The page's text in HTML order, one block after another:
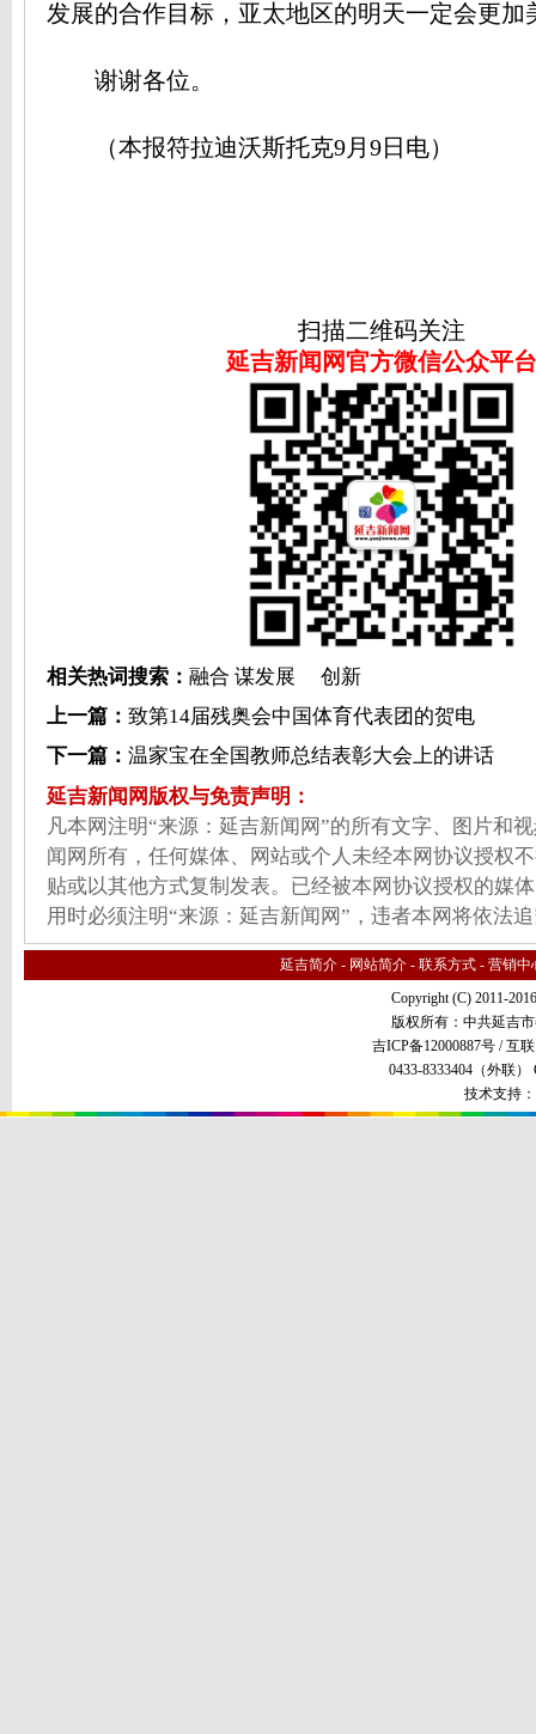
发展的合作目标，亚太地区的明天一定会更加
谢谢各位。
（本报符拉迪沃斯托克9月9日电）
扫描二维码关注
延吉新闻网官方微信公众平台
相关热词搜索： 融合 谋发展
创新
上一篇： 致第14届残奥会中国体育代表团的贺电
下一篇： 温家宝在全国教师总结表彰大会上的讲话
延吉新闻网版权与免责声明：
凡本网注明“来源：延吉新闻网”的所有文字、图片和
闻网所有，任何媒体、网站或个人未经本网协议授权
贴或以其他方式复制发表。已经被本网协议授权的媒
用时必须注明“来源：延吉新闻网”，违者本网将依法
延吉简介 - 网站简介 - 联系方式 - 营销中
Copyright (C) 2011-
版权所有：中共延吉
吉ICP备12000887号 /互
0433-8333404（外联）
技术支持：